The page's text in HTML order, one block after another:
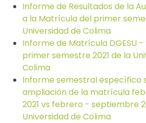
Informe de Resultados de la
a la Matrícula del primer
Universidad de Colima
Informe de Matrícula DGESU -
primer semestre 2021 de la
Colima
Informe semestral específico
ampliación de la matrícula
2021 vs febrero - septiembre
Universidad de Colima